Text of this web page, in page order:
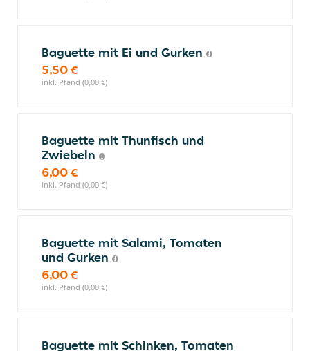
Baguette mit Ei und Gurken
5,50 €
inkl. Pfand (0,00 €)
Baguette mit Thunfisch und
Zwiebeln
6,00 €
inkl. Pfand (0,00 €)
Baguette mit Salami, Tomaten
und Gurken
6,00 €
inkl. Pfand (0,00 €)
Baguette mit Schinken, Tomaten